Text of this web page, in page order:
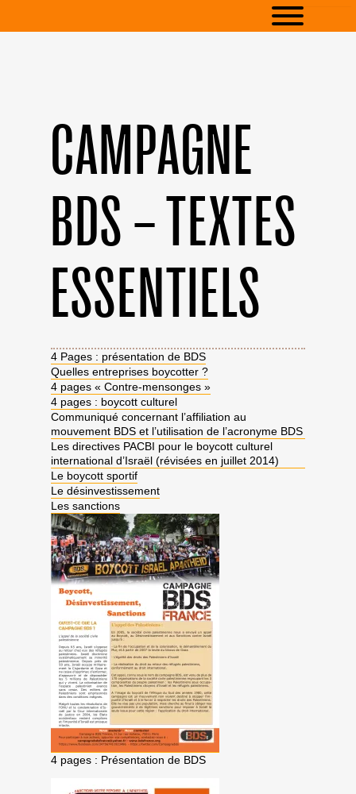
CAMPAGNE
BDS – TEXTES
ESSENTIELS
4 Pages : présentation de BDS
Quelles entreprises boycotter ?
4 pages « Contre-mensonges »
4 pages : boycott culturel
Communiqué concernant l’affiliation au
mouvement BDS et l’utilisation de l’acronyme BDS
Les directives PACBI pour le boycott culturel
international d’Israël (révisées en juillet 2014)
Le boycott sportif
Le désinvestissement
Les sanctions
4 pages : Présentation de BDS